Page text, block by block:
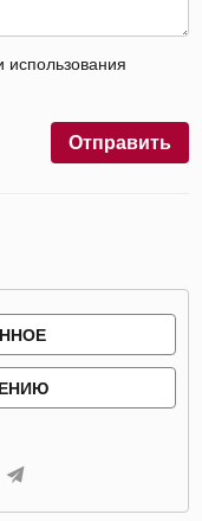
использования
Отправить